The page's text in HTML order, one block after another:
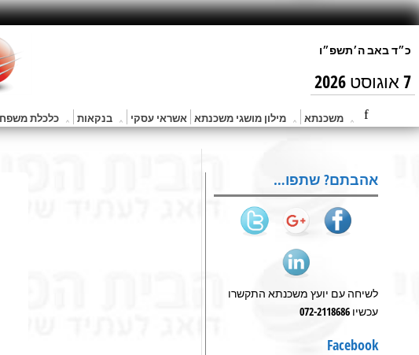
7 אוגוסט 2026
משכנתא מילון מושגי משכנתא אשראי עסקי בנקאות כלכלת
אהבתם? שתפו…
לשיחה עם יועץ משכנתא התקשרו
עכשיו 072-2118686
Facebook